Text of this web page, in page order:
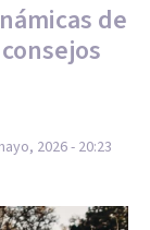
de
2026 - 20:23